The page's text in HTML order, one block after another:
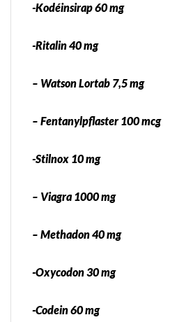
-Kodéinsirap 60 mg
-Ritalin 40 mg
– Watson Lortab 7,5 mg
– Fentanylpflaster 100 mcg
-Stilnox 10 mg
– Viagra 1000 mg
– Methadon 40 mg
-Oxycodon 30 mg
-Codein 60 mg